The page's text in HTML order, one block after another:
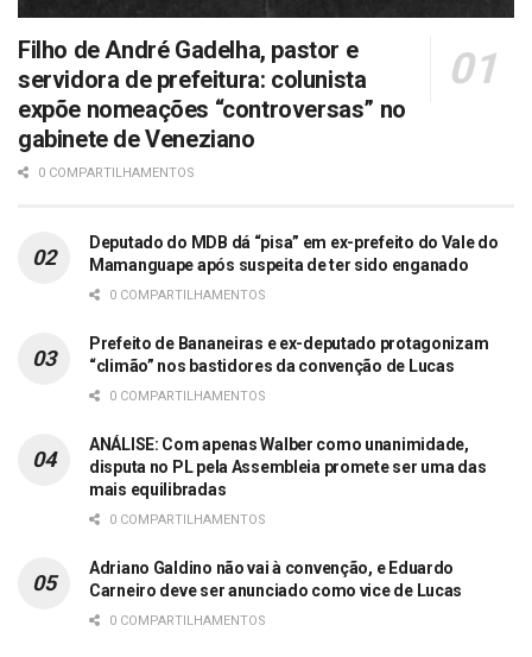
Filho de André Gadelha, pastor e
servidora de prefeitura: colunista
expõe nomeações “controversas” no
gabinete de Veneziano
0 COMPARTILHAMENTOS
Deputado do MDB dá “pisa” em ex-prefeito do Vale do
Mamanguape após suspeita de ter sido enganado
0 COMPARTILHAMENTOS
Prefeito de Bananeiras e ex-deputado protagonizam
“climão” nos bastidores da convenção de Lucas
0 COMPARTILHAMENTOS
ANÁLISE: Com apenas Walber como unanimidade,
disputa no PL pela Assembleia promete ser uma das
mais equilibradas
0 COMPARTILHAMENTOS
Adriano Galdino não vai à convenção, e Eduardo
Carneiro deve ser anunciado como vice de Lucas
0 COMPARTILHAMENTOS